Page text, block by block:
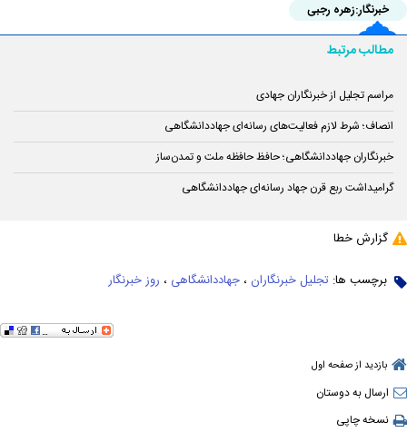
خبرنگار:زهره رجبی
مطالب مرتبط
مراسم تجلیل از خبرنگاران جهادی
انصاف؛ شرط لازم فعالیت‌های رسانه‌ای جهاددانشگاهی
خبرنگاران جهاددانشگاهی؛ حافظ حافظه ملت و تمدن‌ساز
گرامیداشت ربع قرن جهاد رسانه‌ای جهاددانشگاهی
گزارش خطا
برچسب ها: تجلیل خبرنگاران ، جهاددانشگاهی ، روز خبرنگار
بازدید از صفحه اول
ارسال به دوستان
نسخه چاپی